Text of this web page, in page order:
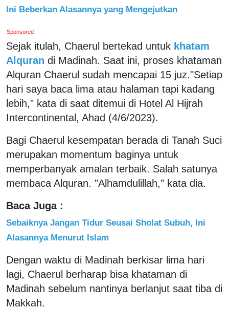
Ini Beberkan Alasannya yang Mengejutkan
Sponsored
Sejak itulah, Chaerul bertekad untuk khatam
Alquran di Madinah. Saat ini, proses khataman
Alquran Chaerul sudah mencapai 15 juz."Setiap
hari saya baca lima atau halaman tapi kadang
lebih," kata di saat ditemui di Hotel Al Hijrah
Intercontinental, Ahad (4/6/2023).
Bagi Chaerul kesempatan berada di Tanah Suci
merupakan momentum baginya untuk
memperbanyak amalan terbaik. Salah satunya
membaca Alquran. "Alhamdulillah," kata dia.
Baca Juga :
Sebaiknya Jangan Tidur Seusai Sholat Subuh, Ini
Alasannya Menurut Islam
Dengan waktu di Madinah berkisar lima hari
lagi, Chaerul berharap bisa khataman di
Madinah sebelum nantinya berlanjut saat tiba di
Makkah.